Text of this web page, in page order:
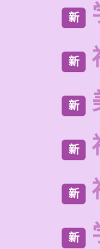
新
新
新
新
新
新